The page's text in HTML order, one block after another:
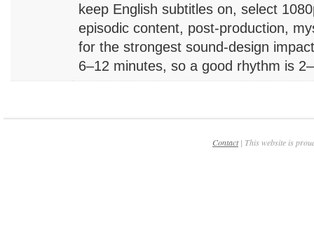
keep English subtitles on, select
episodic content, post-production,
for the strongest sound-design
6–12 minutes, so a good rhythm is
Contact| This website is